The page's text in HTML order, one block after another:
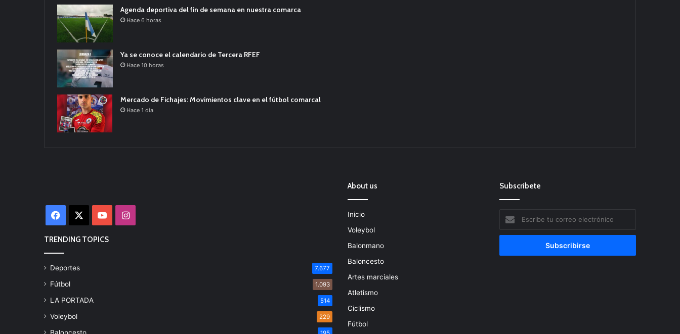
Agenda deportiva del fin de semana en nuestra comarca
Hace 6 horas
Ya se conoce el calendario de Tercera RFEF
Hace 10 horas
Mercado de Fichajes: Movimientos clave en el fútbol comarcal
Hace 1 día
Facebook YouTubeInstagram
TRENDING TOPICS
Deportes 7.677
Fútbol 1.093
LA PORTADA 514
Voleybol 229
Baloncesto
About us
Inicio
Voleybol
Balonmano
Baloncesto
Artes marciales
Atletismo
Ciclismo
Fútbol
Subscribete
tu
correo